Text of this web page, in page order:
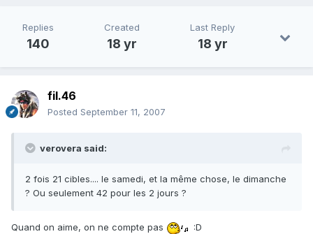
Replies
140
Created
18 yr
Last Reply
18 yr
fil.46
Posted September 11, 2007
verovera said:
2 fois 21 cibles.... le samedi, et la même chose, le dimanche
? Ou seulement 42 pour les 2 jours ?
Quand on aime, on ne compte pas :D